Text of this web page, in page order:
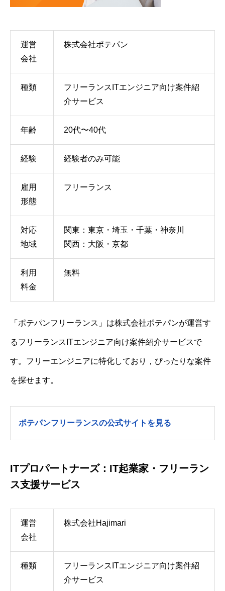
運営
会社
株式会社ポテパン
種類
フリーランスITエンジニア向け案件紹
介サービス
年齢 20代〜40代
経験 経験者のみ可能
雇用
形態
フリーランス
対応
地域
関東：東京・埼玉・千葉・神奈川
関西：大阪・京都
利用
料金
無料
「ポテパンフリーランス」は株式会社ポテパンが運営す
るフリーランスITエンジニア向け案件紹介サービスで
す。フリーエンジニアに特化しており，ぴったりな案件
を探せます。
ポテパンフリーランスの公式サイトを見る
ITプロパートナーズ：IT起業家・フリーラン
ス支援サービス
運営
会社
株式会社Hajimari
種類
フリーランスITエンジニア向け案件紹
介サービス